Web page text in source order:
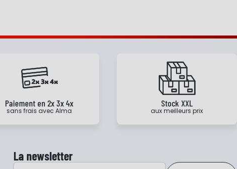
Paiement en 2x 3x 4x
sans frais avec Alma
Stock XXL
aux meilleurs prix
La newsletter
Adresse e-mail